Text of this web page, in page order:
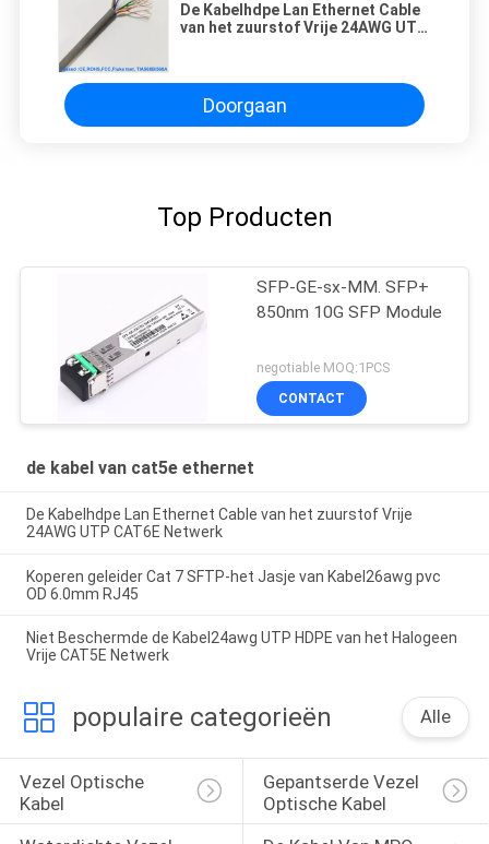
De Kabelhdpe Lan Ethernet Cable
van het zuurstof Vrije 24AWG UTP
Doorgaan
Top Producten
SFP-GE-sx-MM. SFP+
850nm 10G SFP Module
negotiable MOQ:1PCS
CONTACT
de kabel van cat5e ethernet
De Kabelhdpe Lan Ethernet Cable van het zuurstof Vrije
24AWG UTP CAT6E Netwerk
Koperen geleider Cat 7 SFTP-het Jasje van Kabel26awg pvc
OD 6.0mm RJ45
Niet Beschermde de Kabel24awg UTP HDPE van het Halogeen
Vrije CAT5E Netwerk
populaire categorieën Alle
Vezel Optische
Kabel
Gepantserde Vezel
Optische Kabel